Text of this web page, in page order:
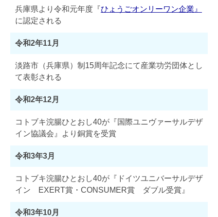
兵庫県より令和元年度『ひょうごオンリーワン企業』
に認定される
令和2年11月
淡路市（兵庫県）制15周年記念にて産業功労団体とし
て表彰される
令和2年12月
コトブキ浣腸ひとおし40が『国際ユニヴァーサルデザ
イン協議会』より銅賞を受賞
令和3年3月
コトブキ浣腸ひとおし40が『ドイツユニバーサルデザ
イン EXERT賞・CONSUMER賞 ダブル受賞』
令和3年10月